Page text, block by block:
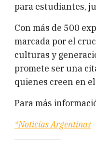
para estudiantes,
Con más de 500
marcada por el
culturas y
promete ser una
quienes creen en
Para más
*Noticias Argentinas